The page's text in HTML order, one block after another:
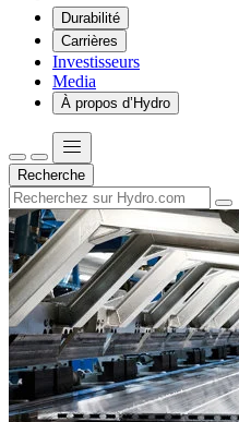
Durabilité
Carrières
Investisseurs
Media
À propos d’Hydro
Recherche